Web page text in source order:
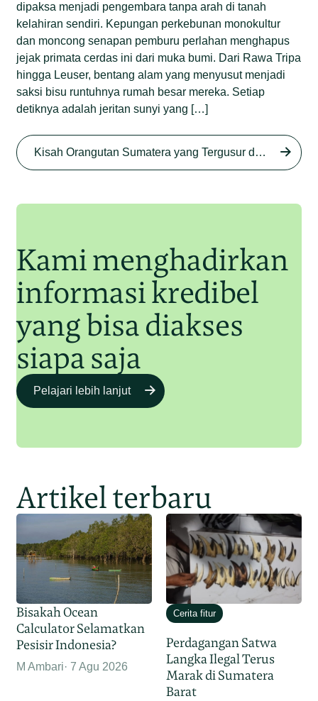
Sumatera di Rawa Tripa
Junaidi Hanafiah 27 Agu 2025
Begini Modus Perburuan
dipaksa menjadi pengembara tanpa arah di tanah
kelahiran sendiri. Kepungan perkebunan monokultur
dan moncong senapan pemburu perlahan menghapus
jejak primata cerdas ini dari muka bumi. Dari Rawa Tripa
hingga Leuser, bentang alam yang menyusut menjadi
saksi bisu runtuhnya rumah besar mereka. Setiap
detiknya adalah jeritan sunyi yang […]
Kisah Orangutan Sumatera yang Tergusur dari Rumah Sendiri series
Kami menghadirkan
informasi kredibel
yang bisa diakses
siapa saja
Pelajari lebih lanjut
Artikel terbaru
Bisakah Ocean
Calculator Selamatkan
Pesisir Indonesia?
M Ambari 7 Agu 2026
Cerita fitur
Perdagangan Satwa
Langka Ilegal Terus
Marak di Sumatera
Barat